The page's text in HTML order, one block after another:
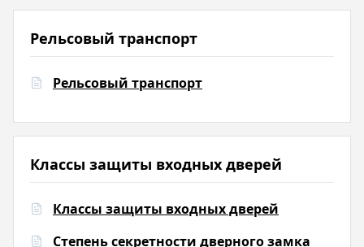
Рельсовый транспорт
Рельсовый транспорт
Классы защиты входных дверей
Классы защиты входных дверей
Степень секретности дверного замка